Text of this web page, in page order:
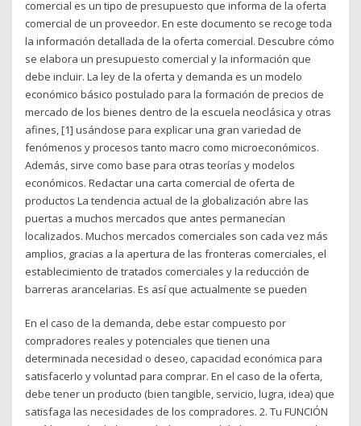
comercial es un tipo de presupuesto que informa de la oferta
comercial de un proveedor. En este documento se recoge toda
la información detallada de la oferta comercial. Descubre cómo
se elabora un presupuesto comercial y la información que
debe incluir. La ley de la oferta y demanda es un modelo
económico básico postulado para la formación de precios de
mercado de los bienes dentro de la escuela neoclásica y otras
afines, [1] usándose para explicar una gran variedad de
fenómenos y procesos tanto macro como microeconómicos.
Además, sirve como base para otras teorías y modelos
económicos. Redactar una carta comercial de oferta de
productos La tendencia actual de la globalización abre las
puertas a muchos mercados que antes permanecían
localizados. Muchos mercados comerciales son cada vez más
amplios, gracias a la apertura de las fronteras comerciales, el
establecimiento de tratados comerciales y la reducción de
barreras arancelarias. Es así que actualmente se pueden
En el caso de la demanda, debe estar compuesto por
compradores reales y potenciales que tienen una
determinada necesidad o deseo, capacidad económica para
satisfacerlo y voluntad para comprar. En el caso de la oferta,
debe tener un producto (bien tangible, servicio, lugra, idea) que
satisfaga las necesidades de los compradores. 2. Tu FUNCIÓN